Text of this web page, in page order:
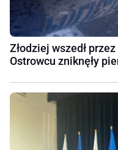
Złodziej wszedł
Ostrowcu zniknęły